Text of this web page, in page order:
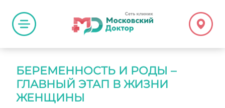
БЕРЕМЕННОСТЬ И РОДЫ –
ГЛАВНЫЙ ЭТАП В ЖИЗНИ
ЖЕНЩИНЫ